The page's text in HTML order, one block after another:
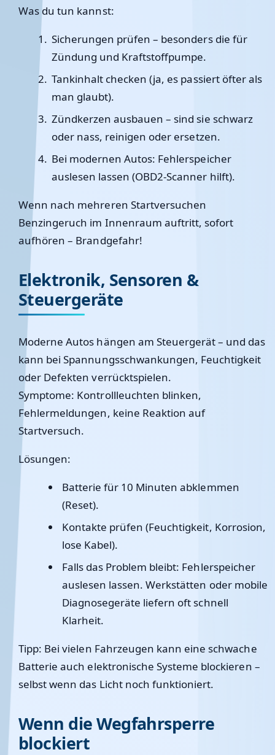
Was du tun kannst:
Sicherungen prüfen – besonders die für
Zündung und Kraftstoffpumpe.
Tankinhalt checken (ja, es passiert öfter als
man glaubt).
Zündkerzen ausbauen – sind sie schwarz
oder nass, reinigen oder ersetzen.
Bei modernen Autos: Fehlerspeicher
auslesen lassen (OBD2-Scanner hilft).
Wenn nach mehreren Startversuchen
Benzingeruch im Innenraum auftritt, sofort
aufhören – Brandgefahr!
Elektronik, Sensoren &
Steuergeräte
Moderne Autos hängen am Steuergerät – und das
kann bei Spannungsschwankungen, Feuchtigkeit
oder Defekten verrücktspielen.
Symptome: Kontrollleuchten blinken,
Fehlermeldungen, keine Reaktion auf
Startversuch.
Lösungen:
Batterie für 10 Minuten abklemmen
(Reset).
Kontakte prüfen (Feuchtigkeit, Korrosion,
lose Kabel).
Falls das Problem bleibt: Fehlerspeicher
auslesen lassen. Werkstätten oder mobile
Diagnosegeräte liefern oft schnell
Klarheit.
Tipp: Bei vielen Fahrzeugen kann eine schwache
Batterie auch elektronische Systeme blockieren –
selbst wenn das Licht noch funktioniert.
Wenn die Wegfahrsperre
blockiert